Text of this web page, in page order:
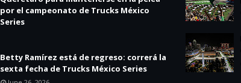
por el campeonato de Trucks México
Series
Betty Ramírez está de regreso: correrá la
sexta fecha de Trucks México Series